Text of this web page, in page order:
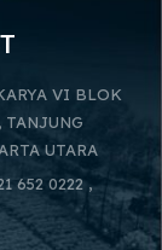
VI BLOK
TANJUNG
UTARA
652 0222 ,